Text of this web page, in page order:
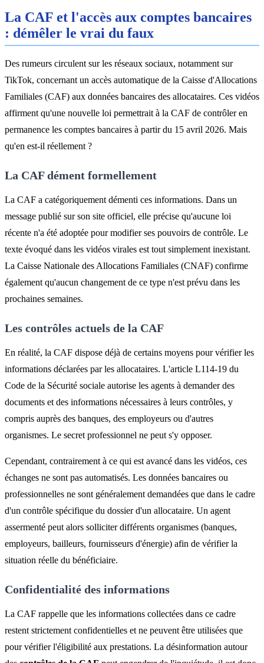
La CAF et l'accès aux comptes bancaires
: démêler le vrai du faux
Des rumeurs circulent sur les réseaux sociaux, notamment sur
TikTok, concernant un accès automatique de la Caisse d'Allocations
Familiales (CAF) aux données bancaires des allocataires. Ces vidéos
affirment qu'une nouvelle loi permettrait à la CAF de contrôler en
permanence les comptes bancaires à partir du 15 avril 2026. Mais
qu'en est-il réellement ?
La CAF dément formellement
La CAF a catégoriquement démenti ces informations. Dans un
message publié sur son site officiel, elle précise qu'aucune loi
récente n'a été adoptée pour modifier ses pouvoirs de contrôle. Le
texte évoqué dans les vidéos virales est tout simplement inexistant.
La Caisse Nationale des Allocations Familiales (CNAF) confirme
également qu'aucun changement de ce type n'est prévu dans les
prochaines semaines.
Les contrôles actuels de la CAF
En réalité, la CAF dispose déjà de certains moyens pour vérifier les
informations déclarées par les allocataires. L'article L114-19 du
Code de la Sécurité sociale autorise les agents à demander des
documents et des informations nécessaires à leurs contrôles, y
compris auprès des banques, des employeurs ou d'autres
organismes. Le secret professionnel ne peut s'y opposer.
Cependant, contrairement à ce qui est avancé dans les vidéos, ces
échanges ne sont pas automatisés. Les données bancaires ou
professionnelles ne sont généralement demandées que dans le cadre
d'un contrôle spécifique du dossier d'un allocataire. Un agent
assermenté peut alors solliciter différents organismes (banques,
employeurs, bailleurs, fournisseurs d'énergie) afin de vérifier la
situation réelle du bénéficiaire.
Confidentialité des informations
La CAF rappelle que les informations collectées dans ce cadre
restent strictement confidentielles et ne peuvent être utilisées que
pour vérifier l'éligibilité aux prestations. La désinformation autour